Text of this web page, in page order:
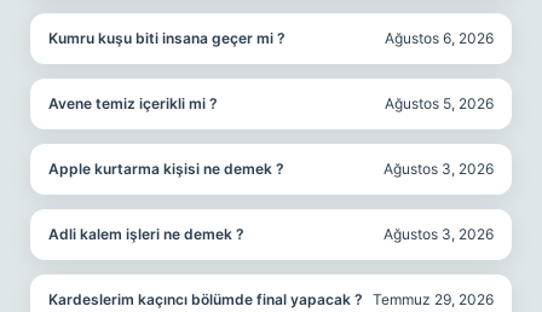
Kumru kuşu biti insana geçer mi ? Ağustos 6, 2026
Avene temiz içerikli mi ? Ağustos 5, 2026
Apple kurtarma kişisi ne demek ? Ağustos 3, 2026
Adli kalem işleri ne demek ? Ağustos 3, 2026
Kardeslerim kaçıncı bölümde final yapacak ? Temmuz 29, 2026